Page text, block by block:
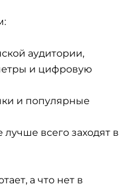
аудитории,
и цифровую
и популярные
лучше всего заходят в
а что нет в